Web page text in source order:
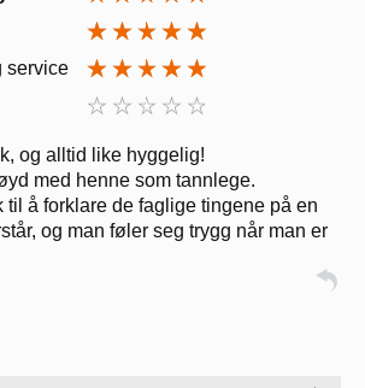
service
og alltid like hyggelig!
med henne som tannlege.
til å forklare de faglige tingene på en
og man føler seg trygg når man er